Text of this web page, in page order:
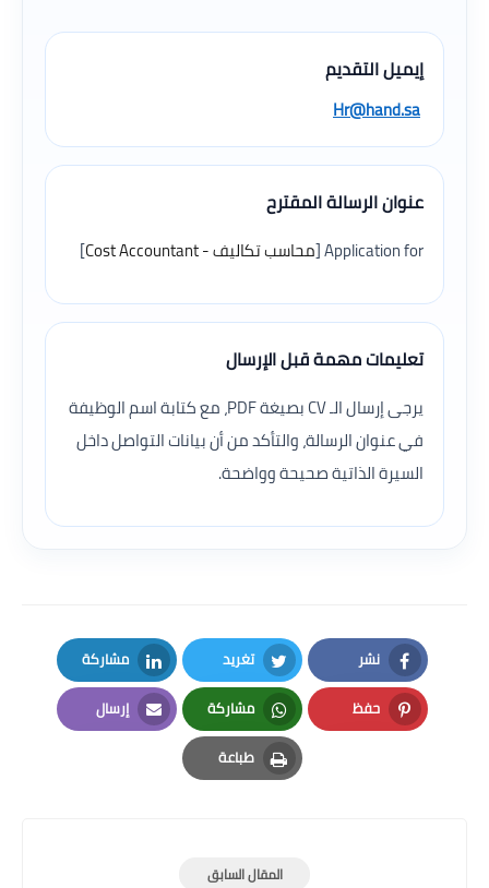
إيميل التقديم
Hr@hand.sa
عنوان الرسالة المقترح
Application for [ محاسب تكاليف - Cost Accountant ]
تعليمات مهمة قبل الإرسال
يرجى إرسال الـ CV بصيغة PDF، مع كتابة اسم الوظيفة
في عنوان الرسالة، والتأكد من أن بيانات التواصل داخل
السيرة الذاتية صحيحة وواضحة.
نشر
Facebook
تغريد
Twitter
مشاركة
LinkedIn
حفظ
Pinterest
مشاركة
Whatsapp
إرسال
Email
طباعة
Print
المقال السابق